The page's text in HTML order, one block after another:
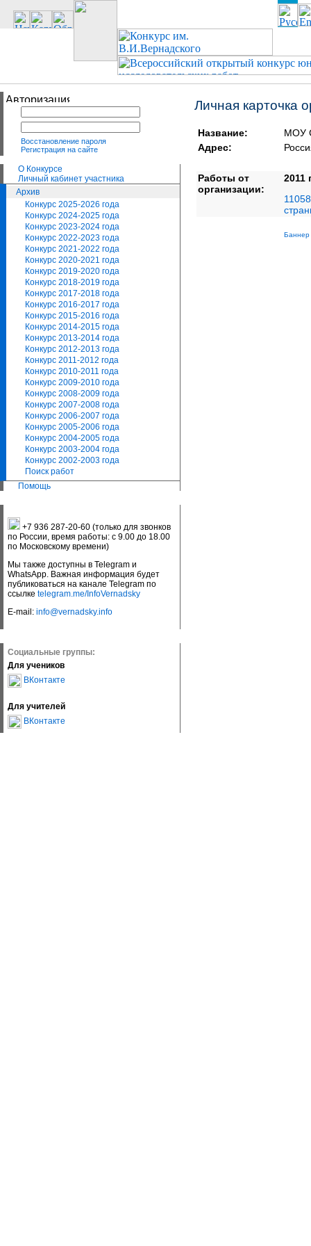
Восстановление пароля
Регистрация на сайте
О Конкурсе
Личный кабинет участника
Архив
Конкурс 2025-2026 года
Конкурс 2024-2025 года
Конкурс 2023-2024 года
Конкурс 2022-2023 года
Конкурс 2021-2022 года
Конкурс 2020-2021 года
Конкурс 2019-2020 года
Конкурс 2018-2019 года
Конкурс 2017-2018 года
Конкурс 2016-2017 года
Конкурс 2015-2016 года
Конкурс 2014-2015 года
Конкурс 2013-2014 года
Конкурс 2012-2013 года
Конкурс 2011-2012 года
Конкурс 2010-2011 года
Конкурс 2009-2010 года
Конкурс 2008-2009 года
Конкурс 2007-2008 года
Конкурс 2006-2007 года
Конкурс 2005-2006 года
Конкурс 2004-2005 года
Конкурс 2003-2004 года
Конкурс 2002-2003 года
Поиск работ
Помощь
+7 936 287-20-60 (только для звонков
по России, время работы: с 9.00 до 18.00
по Московскому времени)
Мы также доступны в Telegram и
WhatsApp. Важная информация будет
публиковаться на канале Telegram по
ссылке telegram.me/InfoVernadsky
E-mail: info@vernadsky.info
Социальные группы:
Для учеников
ВКонтакте
Для учителей
ВКонтакте
Личная карточка
Название:
МОУ
Адрес:
Работы от
организации:
2011
Баннер